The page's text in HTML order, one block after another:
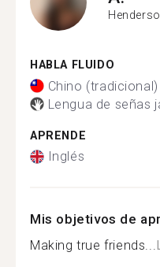
HABLA FLUIDO
Chino (tradicional)
Lengua de señas
APRENDE
Inglés
Mis objetivos de
Making true friends...